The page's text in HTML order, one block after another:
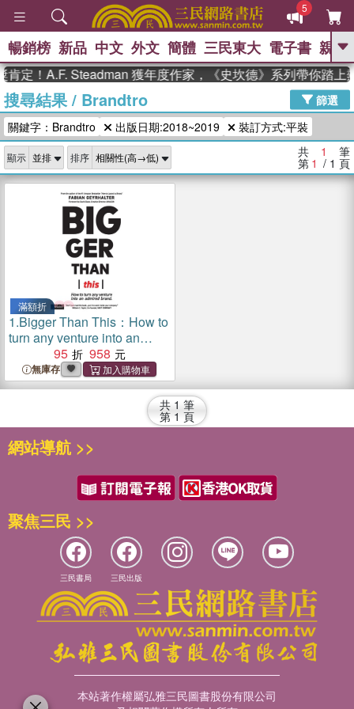
5
GO
The Odyssey 、
父親節 、 如果歷史是一群喵 、 暑期
推薦 、 國際布克獎 臺灣漫遊錄
念華 、 台灣的李登輝時代 、 數學女
孩：黎曼猜想
偉大的迷走神經
暢銷榜 新品 中文 外文 簡體 三民東大 電子書 親子
定！A.F. Steadman 獲年度作家，《史坎德》系列帶你踏上
搜尋結果/ Brandtro
篩選
關鍵字：Brandtro
出版日期:2018~2019 裝訂方式:平裝
顯示 排序 共 1 筆
第 1 / 1 頁
滿額折
1.Bigger Than This：How to
turn any venture into an
admired brand
95 958
無庫存
共 1 筆
第 1 頁
網站導航 >>
聚焦三民 >>
三民書局 三民出版
本站著作權屬弘雅三民圖書股份有限公司